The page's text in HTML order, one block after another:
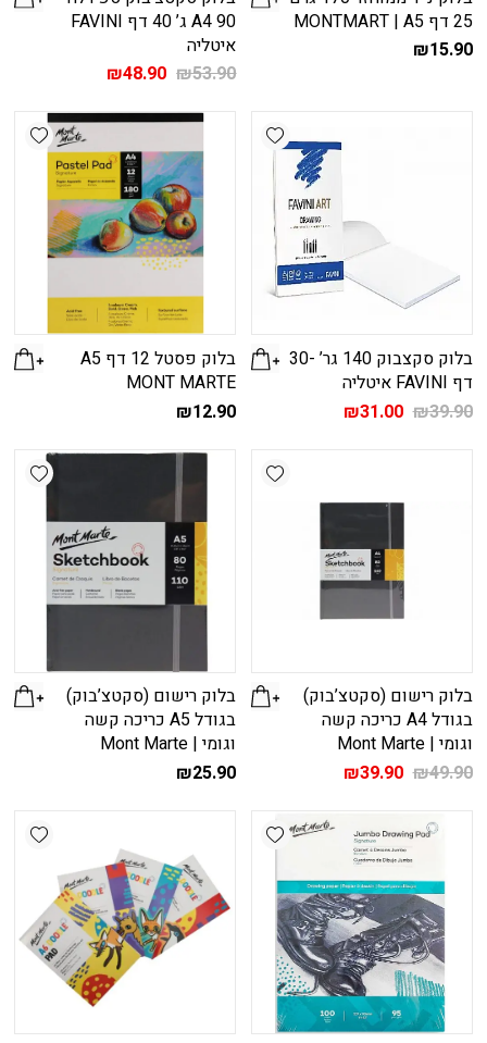
25 דף MONTMART | A5
₪15.90
A4 90 ג’ 40 דף FAVINI
איטליה
₪53.90 המחיר
היה:
₪48.90 המחיר
הוא:
₪48.90. Add wishlist
בלוק סקצבוק 140 גר’ -30
דף FAVINI איטליה
₪39.90 המחיר₪31.00
בלוק פסטל 12 דף A5
MONT MARTE
₪12.90
Add wishlist
בלוק רישום (סקטצ’בוק)
בגודל A4 כריכה קשה
וגומי | Mont Marte
₪49.90 המחיר
₪49.90.
₪39.90
הוא:
₪39.90.
בלוק רישום (סקטצ’בוק)
בגודל A5 כריכה קשה
וגומי | Mont Marte
₪25.90
Add wishlist